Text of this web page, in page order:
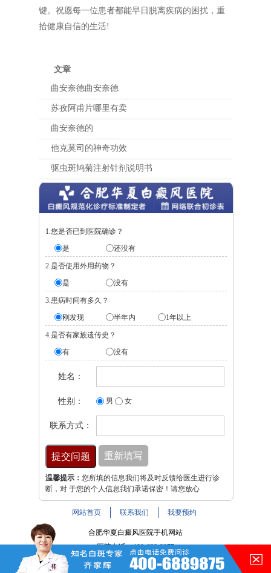
键。祝愿每一位患者都能早日脱离疾病的困扰，重
拾健康自信的生活!
文章
曲安奈德曲安奈德
苏孜阿甫片哪里有卖
曲安奈德的
他克莫司的神奇功效
驱虫斑鸠菊注射针剂说明书
1.您是否已到医院确诊？
是
还没有
2.是否使用外用药物？
是
没有
3.患病时间有多久？
刚发现
半年内 1年以上
4.是否有家族遗传史？
有
没有
姓名：
性别： 男 女
联系方式：
温馨提示： 您所填的信息我们将及时反馈给医生进行诊
断，对 于您的个人信息我们承诺保密！请您放心
网站首页 联系我们 我要预约
合肥华夏白癜风医院手机网站
医院电话：400-688-9875
医院地址：合肥市铜陵路与裕溪路交叉路口